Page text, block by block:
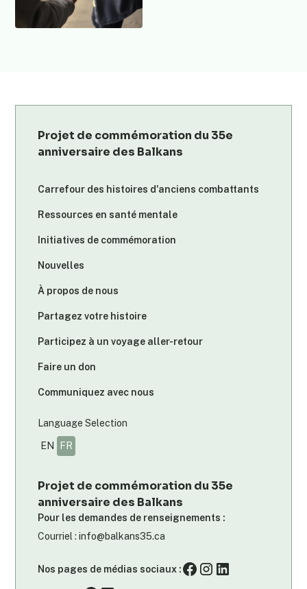
Projet de commémoration du 35e
anniversaire des Balkans
Pour les demandes de renseignements :
Courriel : info@balkans35.ca
Nos pages de médias sociaux :
Projet de commémoration du 35e
anniversaire des Balkans
Carrefour des histoires d'anciens combattants
Ressources en santé mentale
Initiatives de commémoration
Nouvelles
À propos de nous
Partagez votre histoire
Participez à un voyage aller-retour
Faire un don
Communiquez avec nous
Language Selection
EN FR